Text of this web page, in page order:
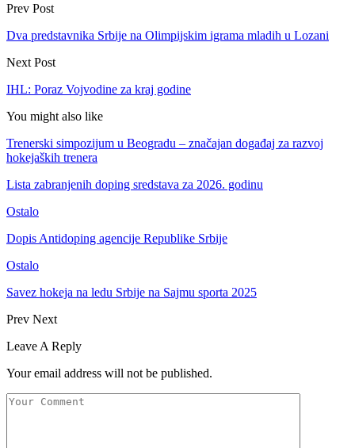
Prev Post
Dva predstavnika Srbije na Olimpijskim igrama mladih u Lozani
Next Post
IHL: Poraz Vojvodine za kraj godine
You might also like
Trenerski simpozijum u Beogradu – značajan događaj za razvoj
hokejaških trenera
Lista zabranjenih doping sredstava za 2026. godinu
Ostalo
Dopis Antidoping agencije Republike Srbije
Ostalo
Savez hokeja na ledu Srbije na Sajmu sporta 2025
Prev Next
Leave A Reply
Your email address will not be published.